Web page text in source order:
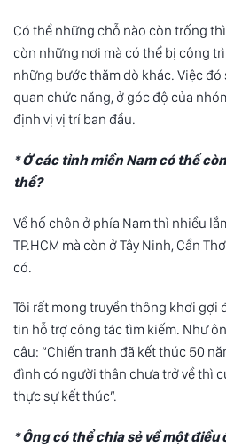
Có thể những chỗ nào còn trống
còn những nơi mà có thể bị công
những bước thăm dò khác. Việc đó
quan chức năng, ở góc độ của
định vị vị trí ban đầu.
* Ở các tỉnh miền Nam có thể
thể?
Về hố chôn ở phía Nam thì nhiều
TP.HCM mà còn ở Tây Ninh, Cần
có.
Tôi rất mong truyền thông khơi gợi
tin hỗ trợ công tác tìm kiếm. Như
câu: “Chiến tranh đã kết thúc 50
đình có người thân chưa trở về thì
thực sự kết thúc”.
* Ông có thể chia sẻ về một